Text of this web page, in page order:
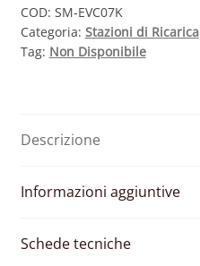
EVC07K
–
WALLBOX
(SPINA
2)
COD: SM-EVC07K
Categoria: Stazioni di Ricarica
Tag: Non Disponibile
Descrizione
Informazioni aggiuntive
Schede tecniche